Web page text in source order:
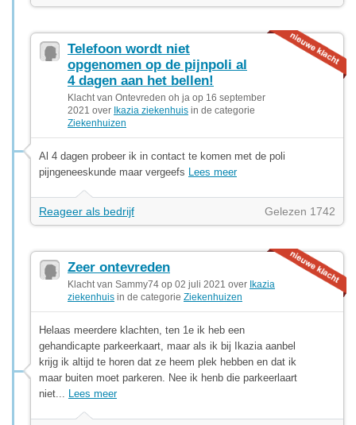
Telefoon wordt niet
opgenomen op de pijnpoli al
4 dagen aan het bellen!
Klacht van Ontevreden oh ja op 16 september
2021 over Ikazia ziekenhuis in de categorie
Ziekenhuizen
Al 4 dagen probeer ik in contact te komen met de poli
pijngeneeskunde maar vergeefs Lees meer
Reageer als bedrijf Gelezen 1742
Zeer ontevreden
Klacht van Sammy74 op 02 juli 2021 over Ikazia
ziekenhuis in de categorie Ziekenhuizen
Helaas meerdere klachten, ten 1e ik heb een
gehandicapte parkeerkaart, maar als ik bij Ikazia aanbel
krijg ik altijd te horen dat ze heem plek hebben en dat ik
maar buiten moet parkeren. Nee ik henb die parkeerlaart
niet... Lees meer